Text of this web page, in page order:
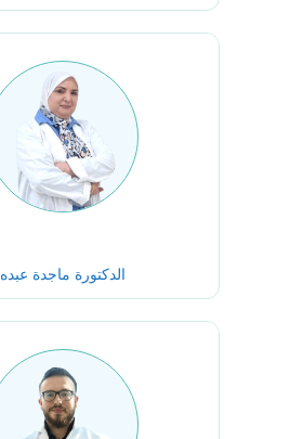
الدكتورة ماجدة عبده